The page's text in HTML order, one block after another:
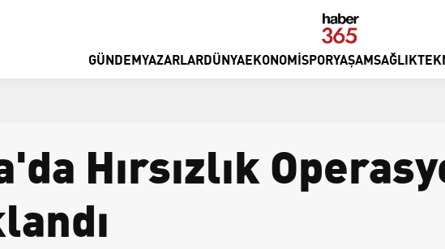
GÜNDEMYAZARLARDÜNYAEKONOMISPORYAŞAMSAĞLIK
Hırsızlık